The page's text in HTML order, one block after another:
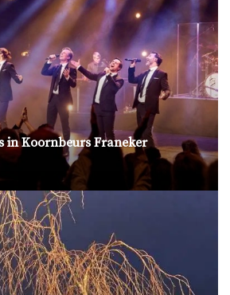
in Koornbeurs Franeker